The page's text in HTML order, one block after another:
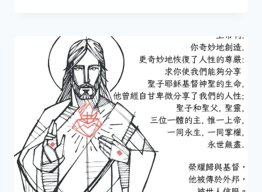
粉
彩
靈
修」
工
作
坊
(26
年
1
月
27
日)